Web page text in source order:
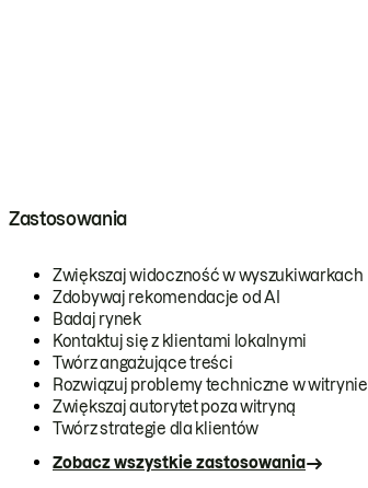
Zastosowania
Zwiększaj widoczność w wyszukiwarkach
Zdobywaj rekomendacje od AI
Badaj rynek
Kontaktuj się z klientami lokalnymi
Twórz angażujące treści
Rozwiązuj problemy techniczne w witrynie
Zwiększaj autorytet poza witryną
Twórz strategie dla klientów
Zobacz wszystkie zastosowania